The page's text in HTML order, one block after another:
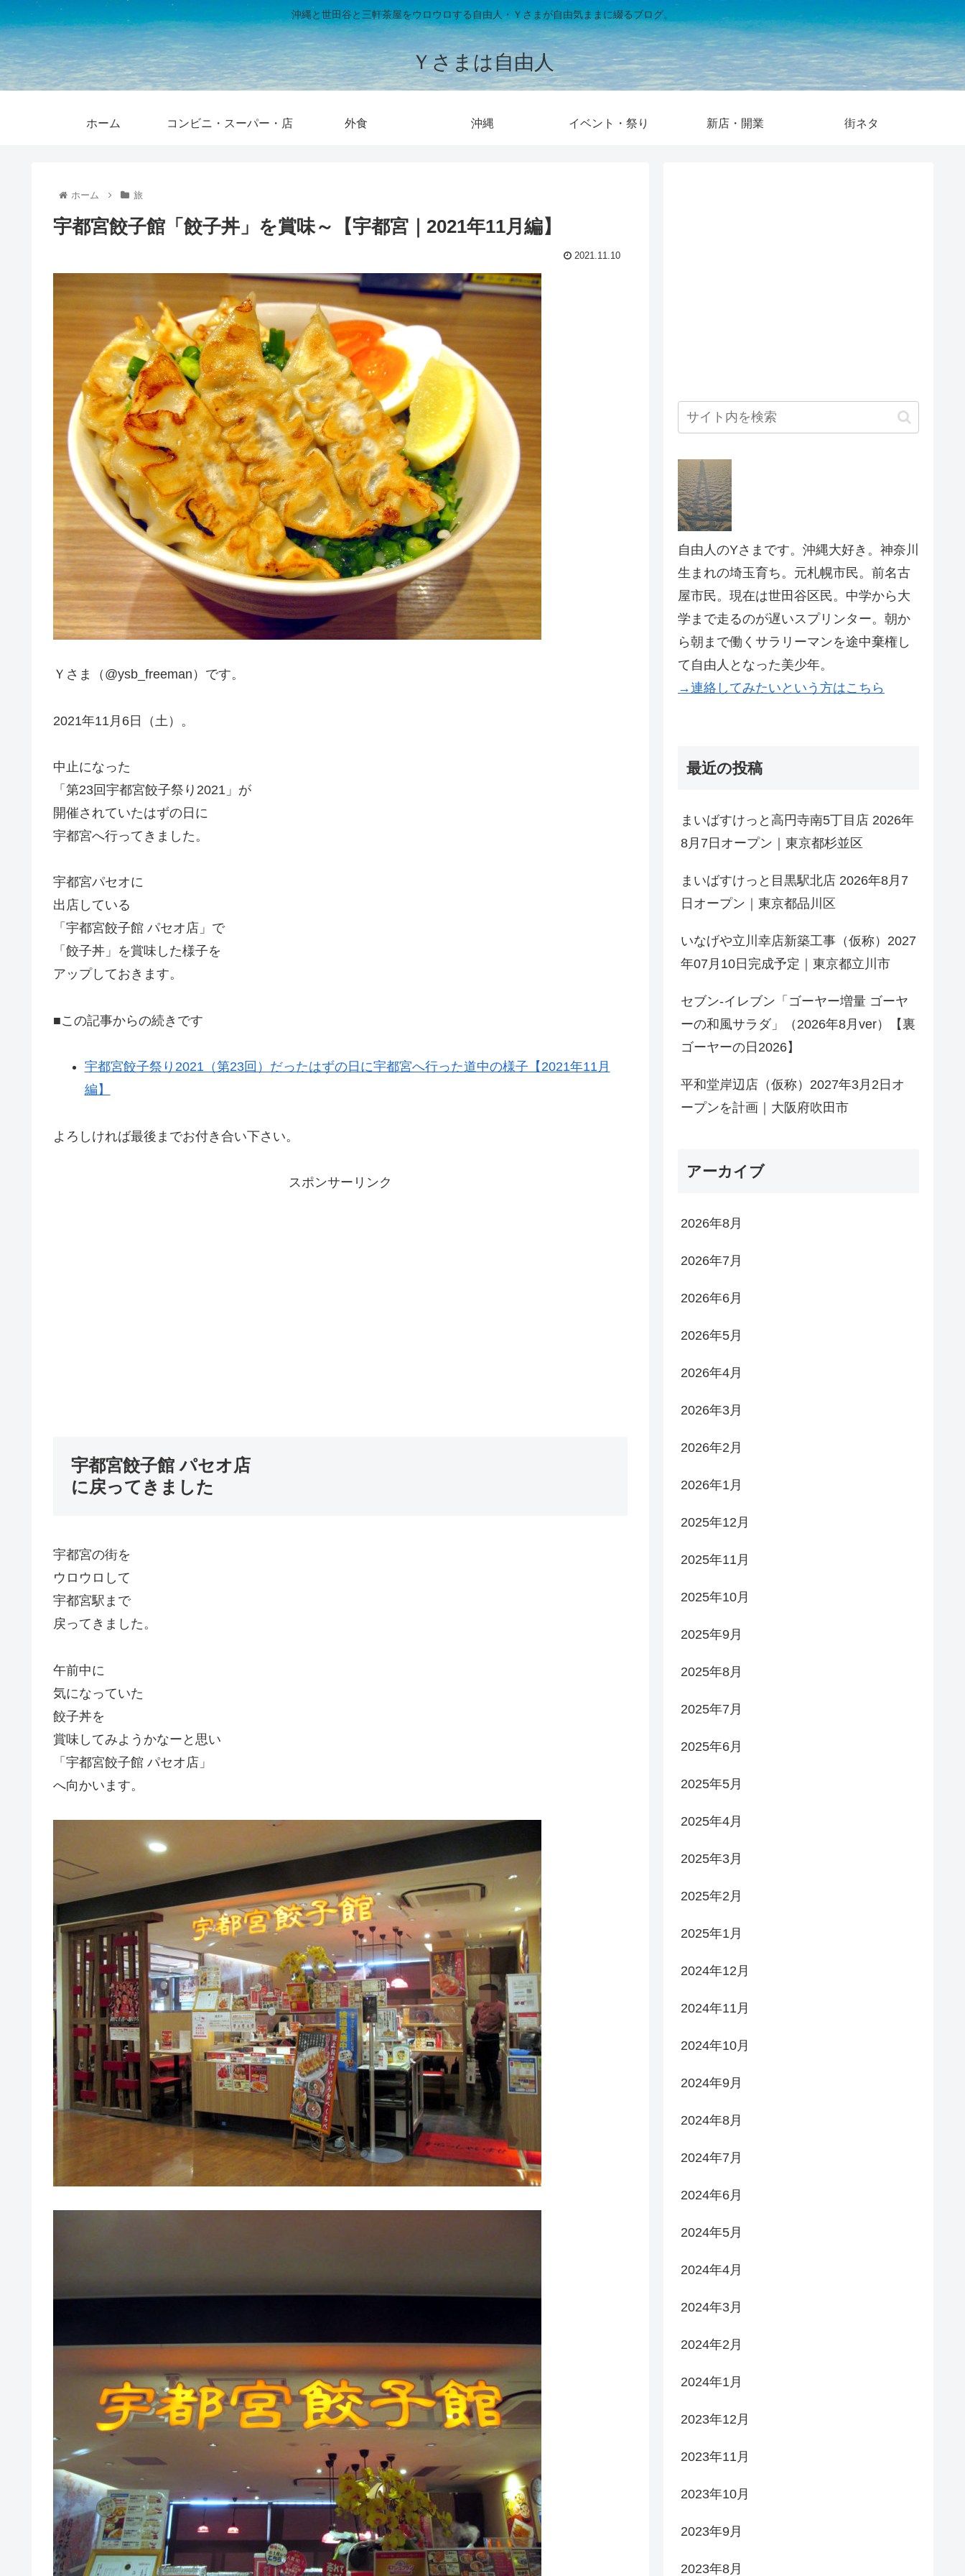
沖縄と世田谷と三軒茶屋をウロウロする自由人・Ｙさまが自由気ままに綴るブログ。
Ｙさまは自由人
ホーム コンビニ・スーパー・店 外食 沖縄 イベント・祭り 新店・開業 街ネタ
ホーム 旅
宇都宮餃子館「餃子丼」を賞味～【宇都宮｜2021年11月編】
2021.11.10
Ｙさま（@ysb_freeman）です。
2021年11月6日（土）。
中止になった
「第23回宇都宮餃子祭り2021」が
開催されていたはずの日に
宇都宮へ行ってきました。
宇都宮パセオに
出店している
「宇都宮餃子館 パセオ店」で
「餃子丼」を賞味した様子を
アップしておきます。
■この記事からの続きです
宇都宮餃子祭り2021（第23回）だったはずの日に宇都宮へ行った道中の様子【2021年11月
編】
よろしければ最後までお付き合い下さい。
スポンサーリンク
宇都宮餃子館 パセオ店
に戻ってきました
宇都宮の街を
ウロウロして
宇都宮駅まで
戻ってきました。
午前中に
気になっていた
餃子丼を
賞味してみようかなーと思い
「宇都宮餃子館 パセオ店」
へ向かいます。
自由人のYさまです。沖縄大好き。神奈川
生まれの埼玉育ち。元札幌市民。前名古
屋市民。現在は世田谷区民。中学から大
学まで走るのが遅いスプリンター。朝か
ら朝まで働くサラリーマンを途中棄権し
て自由人となった美少年。
→連絡してみたいという方はこちら
最近の投稿
まいばすけっと高円寺南5丁目店 2026年
8月7日オープン｜東京都杉並区
まいばすけっと目黒駅北店 2026年8月7
日オープン｜東京都品川区
いなげや立川幸店新築工事（仮称）2027
年07月10日完成予定｜東京都立川市
セブン-イレブン「ゴーヤー増量 ゴーヤ
ーの和風サラダ」（2026年8月ver）【裏
ゴーヤーの日2026】
平和堂岸辺店（仮称）2027年3月2日オ
ープンを計画｜大阪府吹田市
アーカイブ
2026年8月
2026年7月
2026年6月
2026年5月
2026年4月
2026年3月
2026年2月
2026年1月
2025年12月
2025年11月
2025年10月
2025年9月
2025年8月
2025年7月
2025年6月
2025年5月
2025年4月
2025年3月
2025年2月
2025年1月
2024年12月
2024年11月
2024年10月
2024年9月
2024年8月
2024年7月
2024年6月
2024年5月
2024年4月
2024年3月
2024年2月
2024年1月
2023年12月
2023年11月
2023年10月
2023年9月
2023年8月